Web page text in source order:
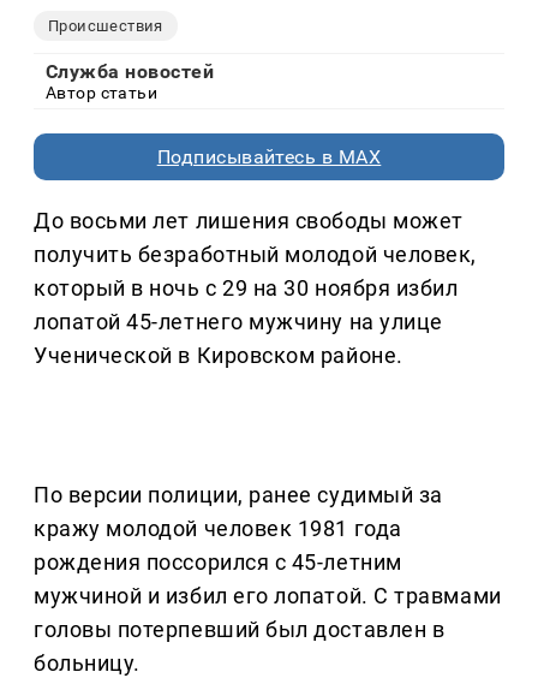
Происшествия
Служба новостей
Автор статьи
Подписывайтесь в MAX
До восьми лет лишения свободы может
получить безработный молодой человек,
который в ночь с 29 на 30 ноября избил
лопатой 45-летнего мужчину на улице
Ученической в Кировском районе.
По версии полиции, ранее судимый за
кражу молодой человек 1981 года
рождения поссорился с 45-летним
мужчиной и избил его лопатой. С травмами
головы потерпевший был доставлен в
больницу.